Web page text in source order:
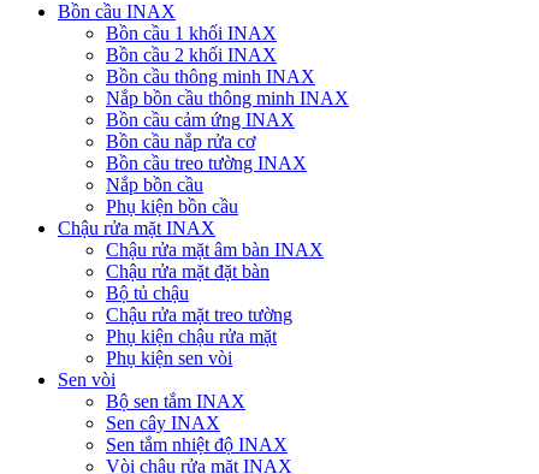
Bồn cầu INAX
Bồn cầu 1 khối INAX
Bồn cầu 2 khối INAX
Bồn cầu thông minh INAX
Nắp bồn cầu thông minh INAX
Bồn cầu cảm ứng INAX
Bồn cầu nắp rửa cơ
Bồn cầu treo tường INAX
Nắp bồn cầu
Phụ kiện bồn cầu
Chậu rửa mặt INAX
Chậu rửa mặt âm bàn INAX
Chậu rửa mặt đặt bàn
Bộ tủ chậu
Chậu rửa mặt treo tường
Phụ kiện chậu rửa mặt
Phụ kiện sen vòi
Sen vòi
Bộ sen tắm INAX
Sen cây INAX
Sen tắm nhiệt độ INAX
Vòi chậu rửa mặt INAX